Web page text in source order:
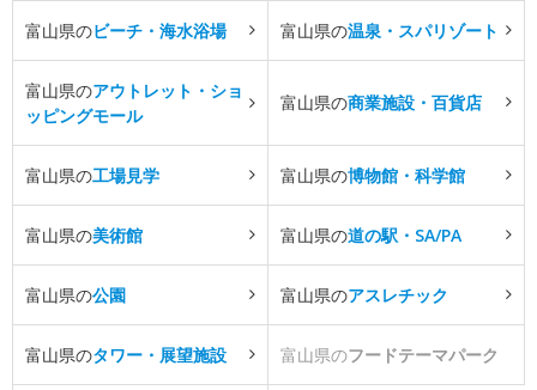
富山県のビーチ・海水浴場 富山県の温泉・スパリゾート
富山県のアウトレット・ショ
ッピングモール
富山県の商業施設・百貨店
富山県の工場見学 富山県の博物館・科学館
富山県の美術館 富山県の道の駅・SA/PA
富山県の公園 富山県のアスレチック
富山県のタワー・展望施設 富山県のフードテーマパーク